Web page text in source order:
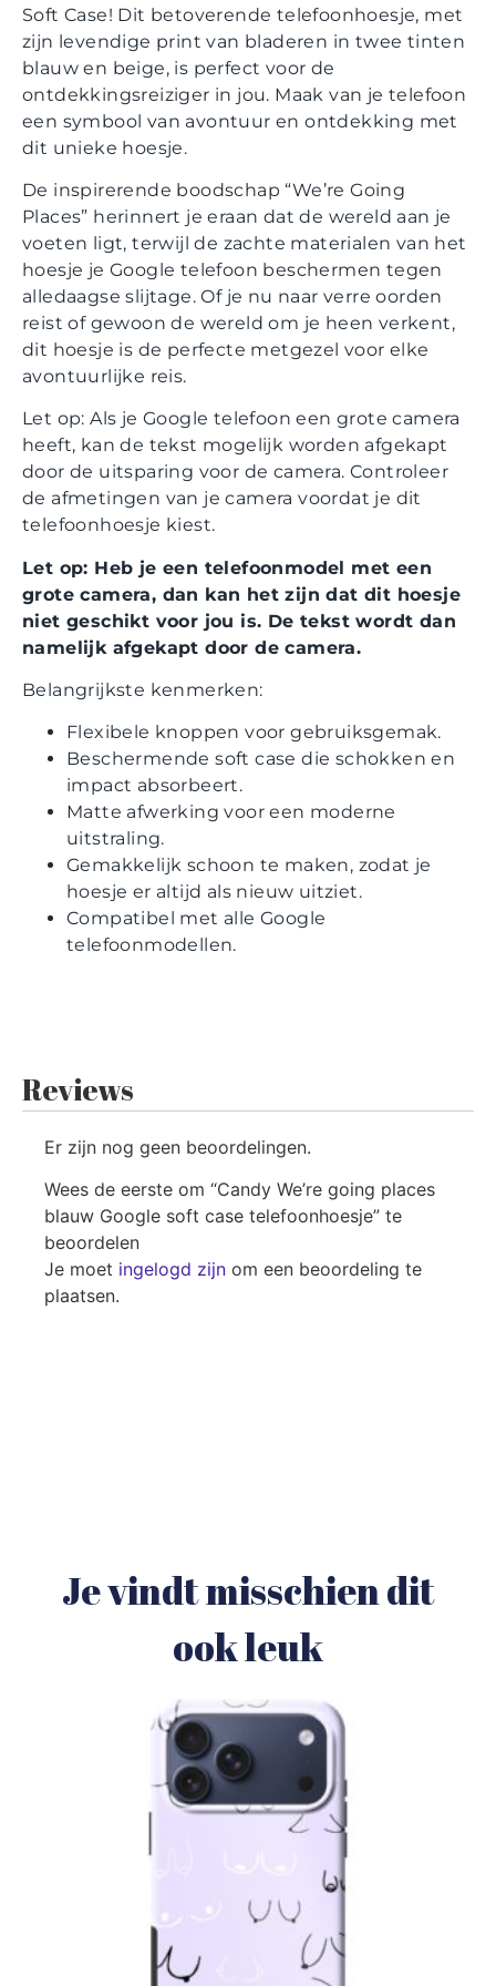
Soft Case! Dit betoverende telefoonhoesje, met
zijn levendige print van bladeren in twee tinten
blauw en beige, is perfect voor de
ontdekkingsreiziger in jou. Maak van je telefoon
een symbool van avontuur en ontdekking met
dit unieke hoesje.
De inspirerende boodschap “We’re Going
Places” herinnert je eraan dat de wereld aan je
voeten ligt, terwijl de zachte materialen van het
hoesje je Google telefoon beschermen tegen
alledaagse slijtage. Of je nu naar verre oorden
reist of gewoon de wereld om je heen verkent,
dit hoesje is de perfecte metgezel voor elke
avontuurlijke reis.
Let op: Als je Google telefoon een grote camera
heeft, kan de tekst mogelijk worden afgekapt
door de uitsparing voor de camera. Controleer
de afmetingen van je camera voordat je dit
telefoonhoesje kiest.
Let op: Heb je een telefoonmodel met een
grote camera, dan kan het zijn dat dit hoesje
niet geschikt voor jou is. De tekst wordt dan
namelijk afgekapt door de camera.
Belangrijkste kenmerken:
Flexibele knoppen voor gebruiksgemak.
Beschermende soft case die schokken en
impact absorbeert.
Matte afwerking voor een moderne
uitstraling.
Gemakkelijk schoon te maken, zodat je
hoesje er altijd als nieuw uitziet.
Compatibel met alle Google
telefoonmodellen.
Reviews
Er zijn nog geen beoordelingen.
Wees de eerste om “Candy We’re going places
blauw Google soft case telefoonhoesje” te
beoordelen
Je moet ingelogd zijn om een beoordeling te
plaatsen.
Je vindt misschien dit
ook leuk